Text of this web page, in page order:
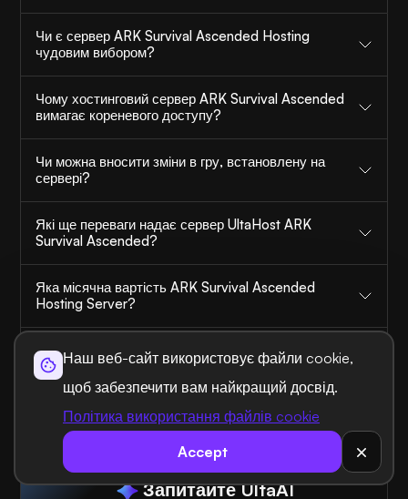
Наш веб-сайт використовує файли cookie,
щоб забезпечити вам найкращий досвід.
Політика використання файлів cookie
Accept
Чи є сервер ARK Survival Ascended Hosting
чудовим вибором?
Чому хостинговий сервер ARK Survival Ascended
вимагає кореневого доступу?
Чи можна вносити зміни в гру, встановлену на
сервері?
Які ще переваги надає сервер UltaHost ARK
Survival Ascended?
Яка місячна вартість ARK Survival Ascended
Hosting Server?
Чи є панель керування для керування сервером
ARK Survival Ascended?
АБО
Запитайте UltaAI